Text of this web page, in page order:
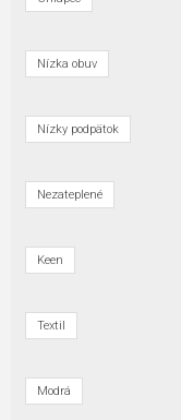
Nízka obuv
Nízky podpätok
Nezateplené
Keen
Textil
Modrá